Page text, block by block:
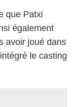
que Patxi
également
avoir joué dans
le casting